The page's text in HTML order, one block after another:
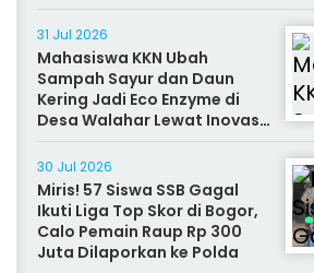
31 Jul 2026
Mahasiswa KKN Ubah
Sampah Sayur dan Daun
Kering Jadi Eco Enzyme di
Desa Walahar Lewat Inovasi
Alat Kreatif
30 Jul 2026
Miris! 57 Siswa SSB Gagal
Ikuti Liga Top Skor di Bogor,
Calo Pemain Raup Rp 300
Juta Dilaporkan ke Polda